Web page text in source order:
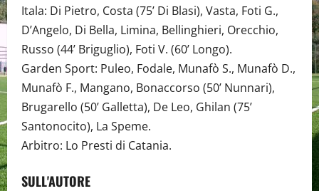
Itala: Di Pietro, Costa (75’ Di Blasi), Vasta, Foti G.,
D’Angelo, Di Bella, Limina, Bellinghieri, Orecchio,
Russo (44’ Briguglio), Foti V. (60’ Longo).
Garden Sport: Puleo, Fodale, Munafò S., Munafò D.,
Munafò F., Mangano, Bonaccorso (50’ Nunnari),
Brugarello (50’ Galletta), De Leo, Ghilan (75’
Santonocito), La Speme.
Arbitro: Lo Presti di Catania.
SULL'AUTORE